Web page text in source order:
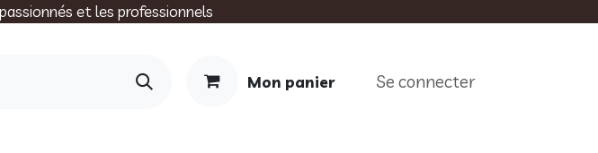
et les professionnels
Mon panier Se connecter